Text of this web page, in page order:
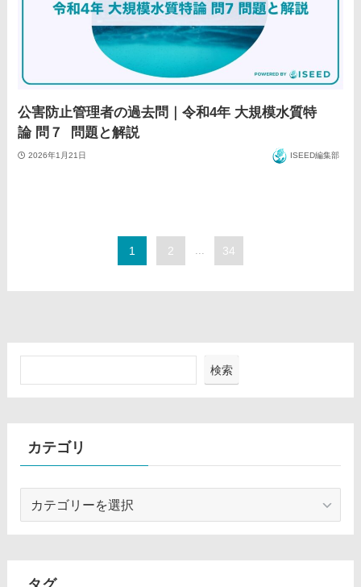
公害防止管理者の過去問｜令和4年 大規模水質特
論 問７ 問題と解説
2026年1月21日 ISEED編集部
1 2 34
検索
カテゴリ